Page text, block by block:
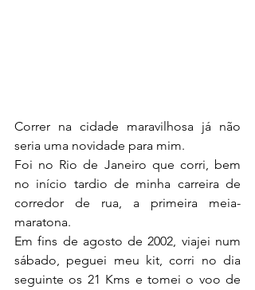
Correr na cidade maravilhosa já não
seria uma novidade para mim.
Foi no Rio de Janeiro que corri, bem
no início tardio de minha carreira de
corredor de rua, a primeira meia-
maratona.
Em fins de agosto de 2002, viajei num
sábado, peguei meu kit, corri no dia
seguinte os 21 Kms e tomei o voo de